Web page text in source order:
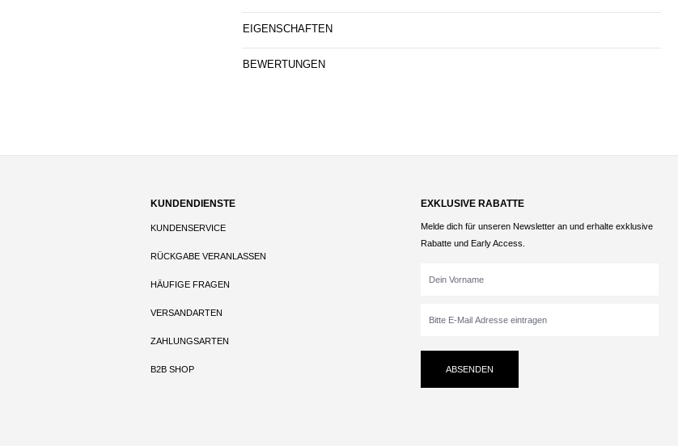
EIGENSCHAFTEN
BEWERTUNGEN
KUNDENDIENSTE
KUNDENSERVICE
RÜCKGABE VERANLASSEN
HÄUFIGE FRAGEN
VERSANDARTEN
ZAHLUNGSARTEN
B2B SHOP
EXKLUSIVE RABATTE
Melde dich für unseren Newsletter an und erhalte exklusive
Rabatte und Early Access.
ABSENDEN